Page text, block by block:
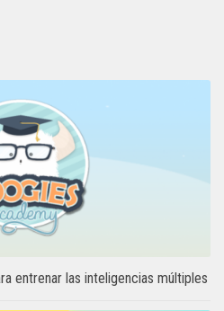
entrenar las inteligencias múltiples